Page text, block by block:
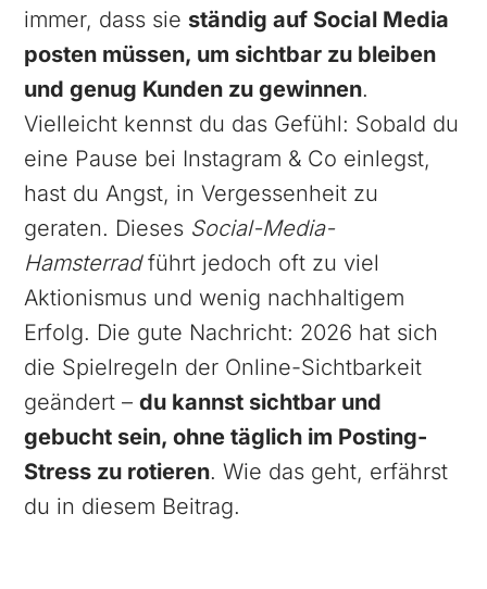
immer, dass sie ständig auf Social Media
posten müssen, um sichtbar zu bleiben
und genug Kunden zu gewinnen.
Vielleicht kennst du das Gefühl: Sobald du
eine Pause bei Instagram & Co einlegst,
hast du Angst, in Vergessenheit zu
geraten. Dieses Social-Media-
Hamsterradführt jedoch oft zu viel
Aktionismus und wenig nachhaltigem
Erfolg. Die gute Nachricht: 2026 hat sich
die Spielregeln der Online-Sichtbarkeit
geändert –du kannst sichtbar und
gebucht sein, ohne täglich im Posting-
Stress zu rotieren. Wie das geht, erfährst
du in diesem Beitrag.